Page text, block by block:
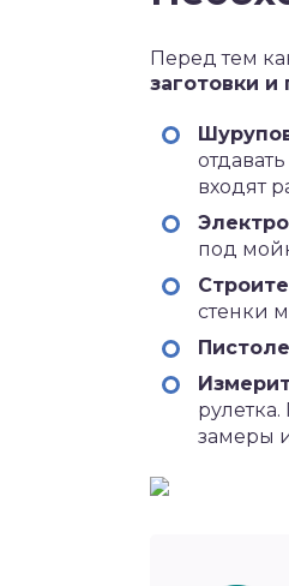
Перед тем
заготовки
входят
под
стенки
замеры